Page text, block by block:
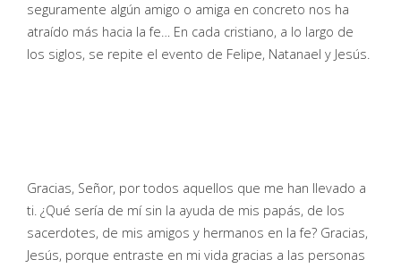
seguramente algún amigo o amiga en concreto nos ha
atraído más hacia la fe… En cada cristiano, a lo largo de
los siglos, se repite el evento de Felipe, Natanael y Jesús.
Gracias, Señor, por todos aquellos que me han llevado a
ti. ¿Qué sería de mí sin la ayuda de mis papás, de los
sacerdotes, de mis amigos y hermanos en la fe? Gracias,
Jesús, porque entraste en mi vida gracias a las personas